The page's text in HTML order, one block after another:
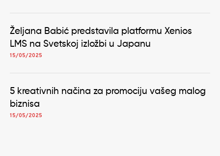
Željana Babić predstavila platformu Xenios
LMS na Svetskoj izložbi u Japanu
15/05/2025
5 kreativnih načina za promociju vašeg malog
biznisa
15/05/2025